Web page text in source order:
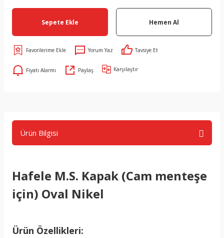
Sepete Ekle Hemen Al
Yorum Yaz Tavsiye Et
Fiyatı Alarmı Paylaş Karşılaştır
Ürün Bilgisi
Hafele M.S. Kapak (Cam menteşe
için) Oval Nikel
Ürün Özellikleri: